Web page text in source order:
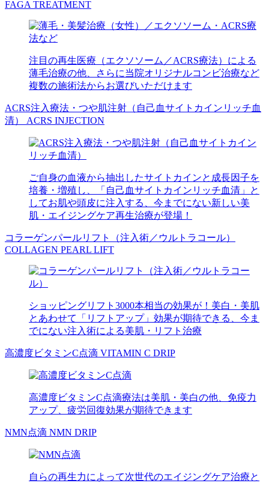
FAGA TREATMENT
注目の再生医療（エクソソーム／ACRS療法）による
薄毛治療の他、さらに当院オリジナルコンビ治療など
複数の施術法からお選びいただけます
ACRS注入療法・つや肌注射（自己血サイトカインリッチ血
清） ACRS INJECTION
ご自身の血液から抽出したサイトカインと成長因子を
培養・増殖し、「自己血サイトカインリッチ血清」と
してお肌や頭皮に注入する、今までにない新しい美
肌・エイジングケア再生治療が登場！
コラーゲンパールリフト（注入術／ウルトラコール）
COLLAGEN PEARL LIFT
ショッピングリフト3000本相当の効果が！美白・美肌
とあわせて「リフトアップ」効果が期待できる、今ま
でにない注入術による美肌・リフト治療
高濃度ビタミンC点滴 VITAMIN C DRIP
高濃度ビタミンC点滴療法は美肌・美白の他、免疫力
アップ、疲労回復効果が期待できます
NMN点滴 NMN DRIP
自らの再生力によって次世代のエイジングケア治療と